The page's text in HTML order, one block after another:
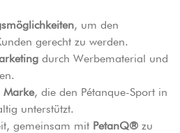
, um den
gerecht zu werden.
durch Werbematerial und
Marke, die den Pétanque-Sport in
unterstützt.
gemeinsam mit PetanQ® zu